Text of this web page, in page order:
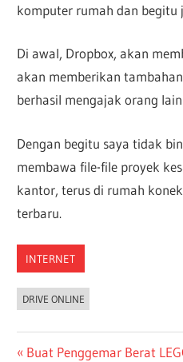
komputer rumah dan begitu
Di awal, Dropbox, akan
akan memberikan
berhasil mengajak orang
Dengan begitu saya tidak
membawa file-file proyek
kantor, terus di rumah
terbaru.
INTERNET
DRIVE ONLINE
Post
Previous
Buat Penggemar Berat